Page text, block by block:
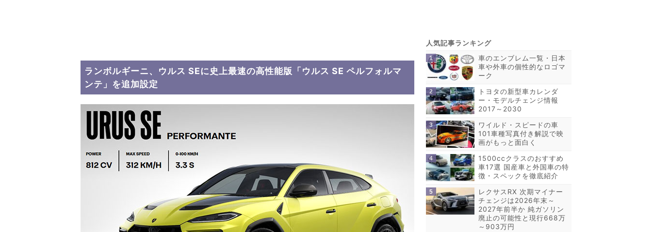
ランボルギーニ、ウルス SEに史上最速の高性能版「ウルス SE ペルフォルマ
ンテ」を追加設定
車のエンブレム一覧・日本
車や外車の個性的なロゴマ
ーク
トヨタの新型車カレンダ
ー・モデルチェンジ情報
2017～2030
ワイルド・スピードの車
101車種写真付き解説で映
画がもっと面白く
1500ccクラスのおすすめ
車17選 国産車と外国車の特
徴・スペックを徹底紹介
レクサスRX 次期マイナー
チェンジは2026年末～
2027年前半か 純ガソリン
廃止の可能性と現行668万
～903万円